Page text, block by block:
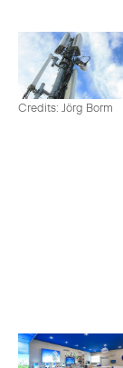
Credits: Jörg Borm